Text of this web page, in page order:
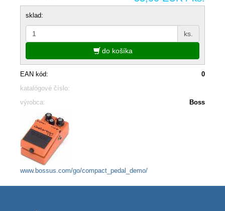
sklad:
ks.
do košíka
EAN kód:
0
katalógové číslo:
výrobca:
Boss
www.bossus.com/go/compact_pedal_demo/